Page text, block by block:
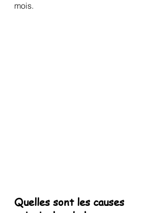
mois.
Quelles sont les causes